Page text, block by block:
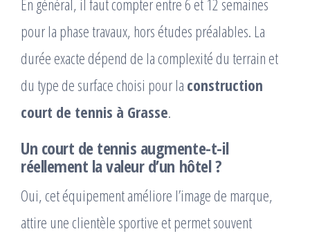
En général, il faut compter entre 6 et 12 semaines
pour la phase travaux, hors études préalables. La
durée exacte dépend de la complexité du terrain et
du type de surface choisi pour la construction
court de tennis à Grasse.
Un court de tennis augmente-t-il
réellement la valeur d’un hôtel ?
Oui, cet équipement améliore l’image de marque,
attire une clientèle sportive et permet souvent